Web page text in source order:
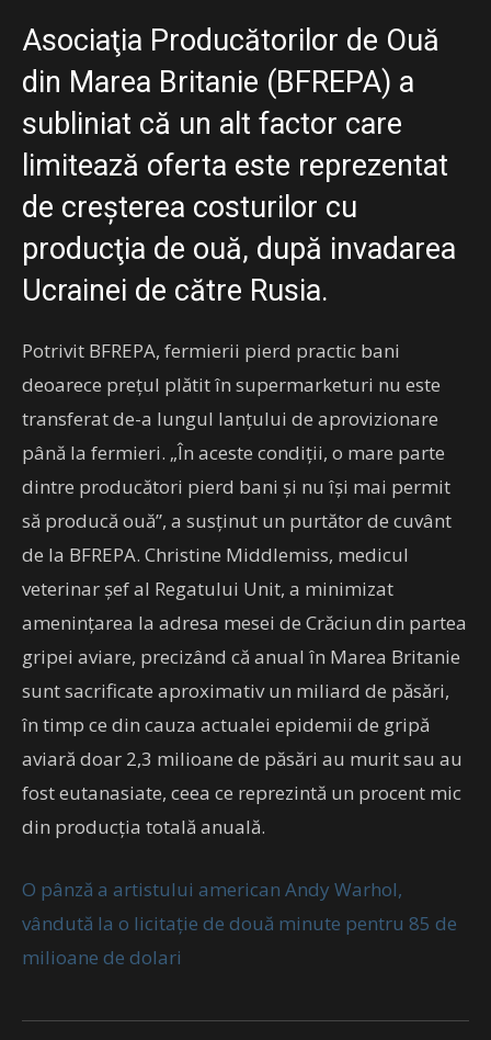
Asociaţia Producătorilor de Ouă
din Marea Britanie (BFREPA) a
subliniat că un alt factor care
limitează oferta este reprezentat
de creşterea costurilor cu
producţia de ouă, după invadarea
Ucrainei de către Rusia.
Potrivit BFREPA, fermierii pierd practic bani
deoarece preţul plătit în supermarketuri nu este
transferat de-a lungul lanţului de aprovizionare
până la fermieri. „În aceste condiţii, o mare parte
dintre producători pierd bani şi nu îşi mai permit
să producă ouă”, a susţinut un purtător de cuvânt
de la BFREPA. Christine Middlemiss, medicul
veterinar şef al Regatului Unit, a minimizat
ameninţarea la adresa mesei de Crăciun din partea
gripei aviare, precizând că anual în Marea Britanie
sunt sacrificate aproximativ un miliard de păsări,
în timp ce din cauza actualei epidemii de gripă
aviară doar 2,3 milioane de păsări au murit sau au
fost eutanasiate, ceea ce reprezintă un procent mic
din producţia totală anuală.
O pânză a artistului american Andy Warhol,
vândută la o licitație de două minute pentru 85 de
milioane de dolari